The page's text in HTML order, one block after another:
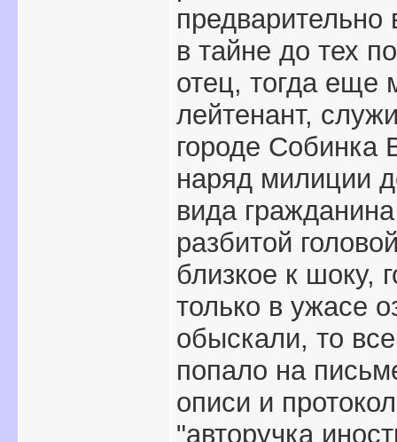
предварительно
в тайне до тех
отец, тогда еще
лейтенант,
городе
наряд милиции
вида
разбитой
близкое к шоку,
только в ужасе
обыскали, то
попало на
описи и
"авторучка